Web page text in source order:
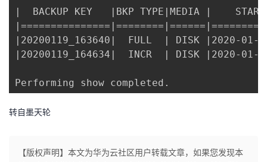
|  BACKUP KEY   |BKP TYPE|MEDIA |
|20200119_163640|  FULL  | DISK |2020-
|20200119_164634|  INCR  | DISK |2020-
Performing show completed.
转自墨天轮
【版权声明】本文为华为云社区用户转载文章，如果您发现本